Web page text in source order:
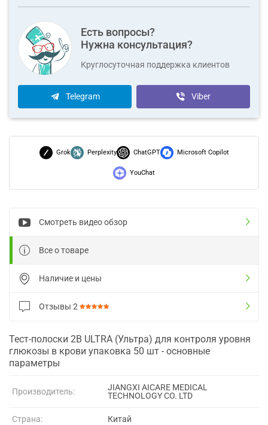
Есть вопросы?
Нужна консультация?
Круглосуточная поддержка клиентов
Telegram Viber
Grok Perplexity ChatGPT Microsoft Copilot
YouChat
Смотреть видео обзор
Все о товаре
Наличие и цены
Отзывы 2
Тест-полоски 2B ULTRA (Ультра) для контроля уровня
глюкозы в крови упаковка 50 шт - основные
параметры
Производитель:
JIANGXI AICARE MEDICAL
TECHNOLOGY CO. LTD
Страна: Китай